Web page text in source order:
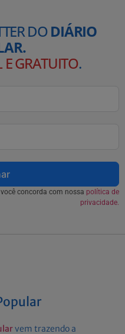
DODIÁRIO
E GRATUITO.
concorda com nossa política de
privacidade.
vem trazendo a